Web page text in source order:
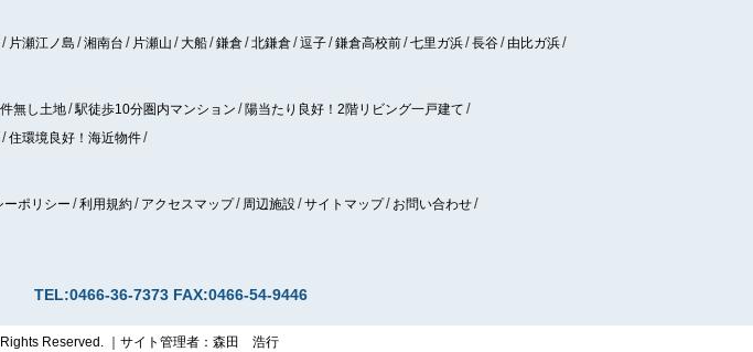
片瀬江ノ島 湘南台 片瀬山 大船 鎌倉 北鎌倉 逗子 鎌倉高校前 七里ガ浜 長谷 由比ガ浜
無し土地 駅徒歩10分圏内マンション
陽当たり良好！2階リビング一戸建て
住環境良好！海近物件
ーポリシー 利用規約 アクセスマップ 周辺施設 サイトマップ お問い合わせ
TEL:0466-36-7373 FAX:0466-54-9446
Reserved. ｜サイト管理者：森田 浩行